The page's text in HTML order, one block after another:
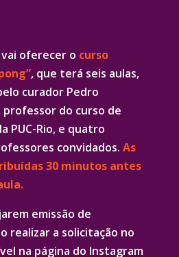
oferecer o curso
, que terá seis aulas,
curador Pedro
do curso de
PUC-Rio, e quatro
convidados. As
30 minutos antes
emissão de
realizar a solicitação no
na página do Instagram